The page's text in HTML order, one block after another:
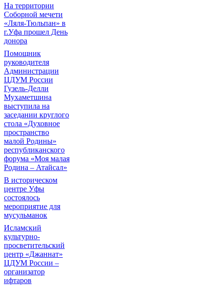
На территории
Соборной мечети
«Ляля-Тюльпан» в
г.Уфа прошел День
донора
Помощник
руководителя
Администрации
ЦДУМ России
Гузель-Делли
Мухаметшина
выступила на
заседании круглого
стола «Духовное
пространство
малой Родины»
республиканского
форума «Моя малая
Родина – Атайсал»
В историческом
центре Уфы
состоялось
мероприятие для
мусульманок
Исламский
культурно-
просветительский
центр «Джаннат»
ЦДУМ России –
организатор
ифтаров